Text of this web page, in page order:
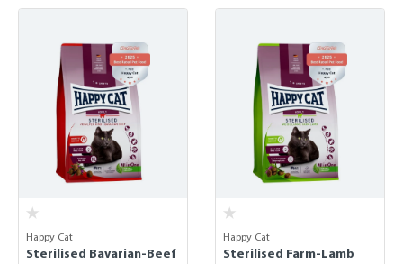
Happy Cat
Sterilised Bavarian-Beef
Happy Cat
Sterilised Farm-Lamb